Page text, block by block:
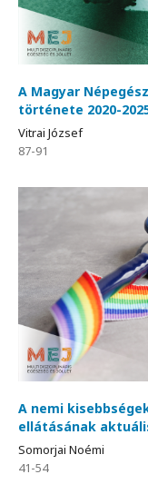
A Magyar
története 2020-
Vitrai József
87-91
A nemi
ellátásának
Somorjai Noémi
41-54